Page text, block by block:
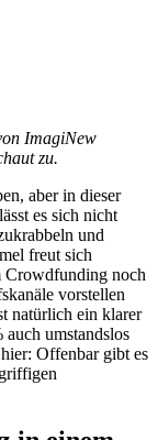
ImagiNew
zu.
aber in dieser
es sich nicht
und
freut sich
Crowdfunding noch
vorstellen
natürlich ein klarer
umstandslos
Offenbar gibt es